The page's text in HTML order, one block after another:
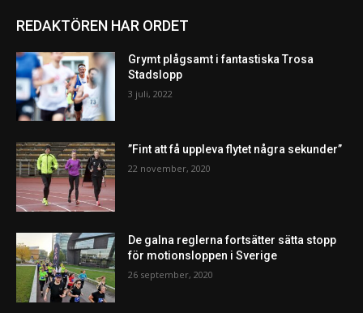
REDAKTÖREN HAR ORDET
Grymt plågsamt i fantastiska Trosa
Stadslopp
3 juli, 2022
”Fint att få uppleva flytet några sekunder”
22 november, 2020
De galna reglerna fortsätter sätta stopp
för motionsloppen i Sverige
26 september, 2020